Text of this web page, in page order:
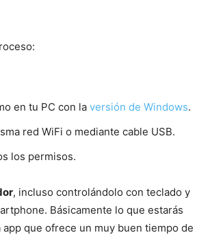
en tu PC con la versión de Windows.
red WiFi o mediante cable USB.
los permisos.
, incluso controlándolo con teclado y
Básicamente lo que estarás
que ofrece un muy buen tiempo de